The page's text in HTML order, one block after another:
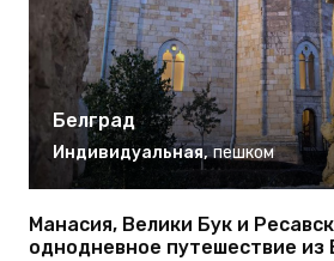
Белград
Индивидуальная, пешком
Манасия, Велики Бук и
однодневное путешествие из